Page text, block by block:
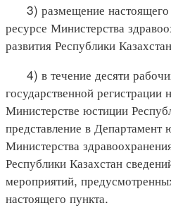
3) размещение настоящего
ресурсе Министерства
развития Республики
4) в течение десяти
государственной регистрации
Министерстве юстиции
представление в
Министерства
Республики Казахстан
мероприятий,
настоящего пункта.